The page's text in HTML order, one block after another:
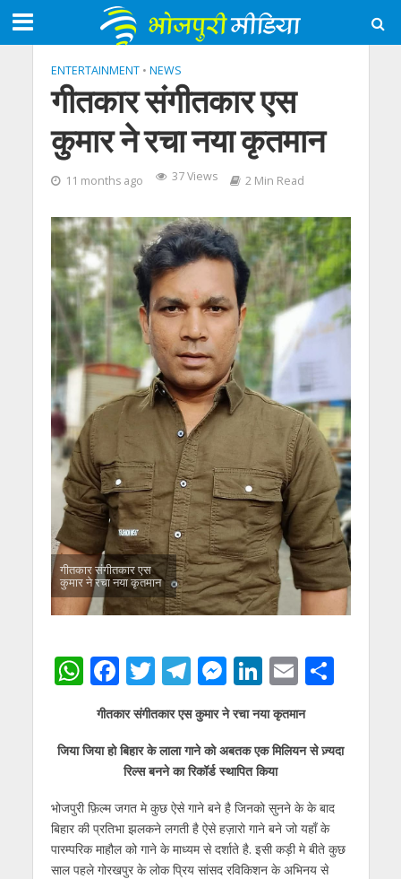
ENTERTAINMENT • NEWS
गीतकार संगीतकार एस
कुमार ने रचा नया कृतमान
11 months ago 37 Views 2 Min Read
गीतकार संगीतकार एस
कुमार ने रचा नया कृतमान
W
h
at
s
p
p
F
ac
e
b
o
o
k
T
w
itt
er
T
el
e
gr
a
m
M
e
ss
e
n
g
er
Li
n
k
e
dI
n
E
m
ai
l
S
e
गीतकार संगीतकार एस कुमार ने रचा नया कृतमान
जिया जिया हो बिहार के लाला गाने को अबतक एक मिलियन से ज़्यदा
रिल्स बनने का रिकॉर्ड स्थापित किया
भोजपुरी फ़िल्म जगत मे कुछ ऐसे गाने बने है जिनको सुनने के के बाद
बिहार की प्रतिभा झलकने लगती है ऐसे हज़ारो गाने बने जो यहाँ के
पारम्परिक माहौल को गाने के माध्यम से दर्शाते है. इसी कड़ी मे बीते कुछ
साल पहले गोरखपुर के लोक प्रिय सांसद रविकिशन के अभिनय से